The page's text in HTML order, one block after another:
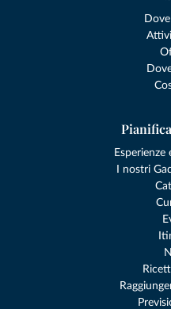
Esperienze
I nostri